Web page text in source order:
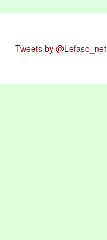
Tweets by @Lefaso_net